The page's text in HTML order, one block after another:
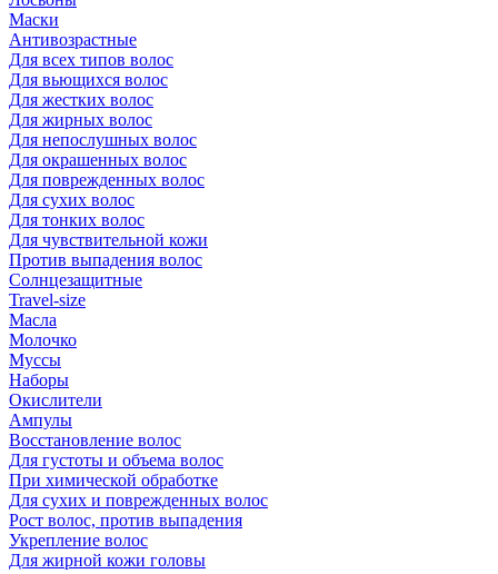
Маски
Антивозрастные
Для всех типов волос
Для вьющихся волос
Для жестких волос
Для жирных волос
Для непослушных волос
Для окрашенных волос
Для поврежденных волос
Для сухих волос
Для тонких волос
Для чувствительной кожи
Против выпадения волос
Солнцезащитные
Travel-size
Масла
Молочко
Муссы
Наборы
Окислители
Ампулы
Восстановление волос
Для густоты и объема волос
При химической обработке
Для сухих и поврежденных волос
Рост волос, против выпадения
Укрепление волос
Для жирной кожи головы